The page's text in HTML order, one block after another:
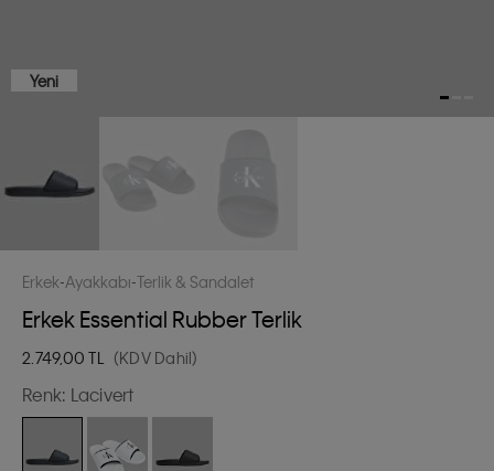
Yeni
Erkek Ayakkabı Terlik & Sandalet
Erkek Essential Rubber Terlik
2.749,00 TL (KDV Dahil)
Renk: Lacivert